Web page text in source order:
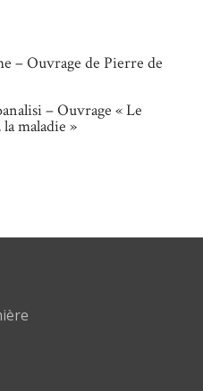
– Ouvrage de Pierre de
– Ouvrage « Le
maladie »